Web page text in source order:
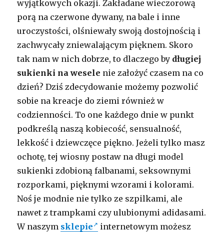
wyjątkowych okazji. Zakładane wieczorową
porą na czerwone dywany, na bale i inne
uroczystości, olśniewały swoją dostojnością i
zachwycały zniewalającym pięknem. Skoro
tak nam w nich dobrze, to dlaczego by długiej
sukienki na wesele nie założyć czasem na co
dzień? Dziś zdecydowanie możemy pozwolić
sobie na kreacje do ziemi również w
codzienności. To one każdego dnie w punkt
podkreślą naszą kobiecość, sensualność,
lekkość i dziewczęce piękno. Jeżeli tylko masz
ochotę, tej wiosny postaw na długi model
sukienki zdobioną falbanami, seksownymi
rozporkami, pięknymi wzorami i kolorami.
Noś je modnie nie tylko ze szpilkami, ale
nawet z trampkami czy ulubionymi adidasami.
W naszym sklepie
internetowym możesz